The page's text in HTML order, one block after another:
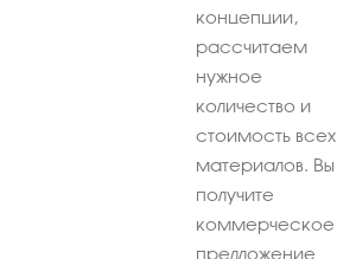
концепции,
рассчитаем
нужное
количество и
стоимость всех
материалов. Вы
получите
коммерческое
предложение